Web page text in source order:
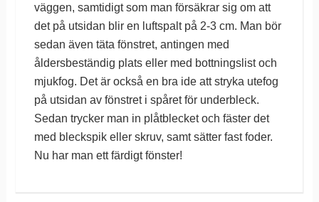
väggen, samtidigt som man försäkrar sig om att
det på utsidan blir en luftspalt på 2-3 cm. Man bör
sedan även täta fönstret, antingen med
åldersbeständig plats eller med bottningslist och
mjukfog. Det är också en bra ide att stryka utefog
på utsidan av fönstret i spåret för underbleck.
Sedan trycker man in plåtblecket och fäster det
med bleckspik eller skruv, samt sätter fast foder.
Nu har man ett färdigt fönster!